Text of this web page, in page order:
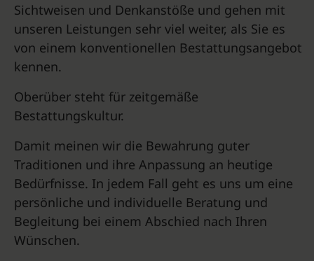
Sichtweisen und Denkanstöße und gehen mit
unseren Leistungen sehr viel weiter, als Sie es
von einem konventionellen Bestattungsangebot
kennen.
Oberüber steht für zeitgemäße
Bestattungskultur.
Damit meinen wir die Bewahrung guter
Traditionen und ihre Anpassung an heutige
Bedürfnisse. In jedem Fall geht es uns um eine
persönliche und individuelle Beratung und
Begleitung bei einem Abschied nach Ihren
Wünschen.